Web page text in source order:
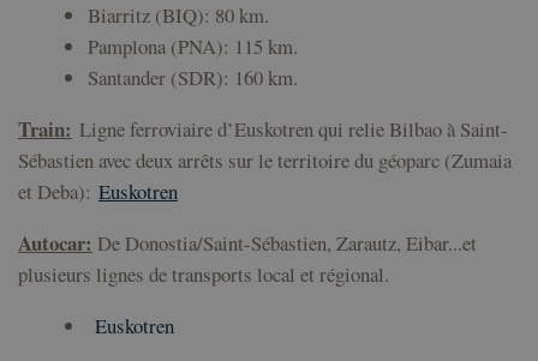
Biarritz (BIQ): 80 km.
Pamplona (PNA): 115 km.
Santander (SDR): 160 km.
Train: Ligne ferroviaire d’Euskotren qui relie Bilbao à Saint-
Sébastien avec deux arrêts sur le territoire du géoparc (Zumaia
et Deba): Euskotren
Autocar: De Donostia/Saint-Sébastien, Zarautz, Eibar...et
plusieurs lignes de transports local et régional.
Euskotren